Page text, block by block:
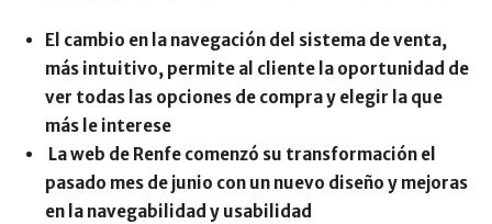
El cambio en la navegación del sistema de venta,
más intuitivo, permite al cliente la oportunidad de
ver todas las opciones de compra y elegir la que
más le interese
La web de Renfe comenzó su transformación el
pasado mes de junio con un nuevo diseño y mejoras
en la navegabilidad y usabilidad